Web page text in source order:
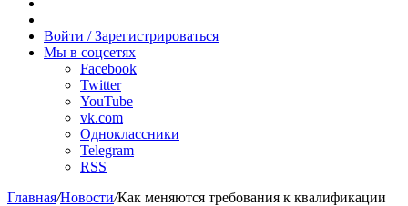
радио
Войти / Зарегистрироваться
Мы в соцсетях
Facebook
Twitter
YouTube
vk.com
Одноклассники
Telegram
RSS
Главная/Новости/Как меняются требования к квалификации